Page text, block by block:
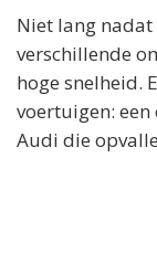
Niet lang nadat
verschillende
hoge snelheid.
voertuigen:
Audi die